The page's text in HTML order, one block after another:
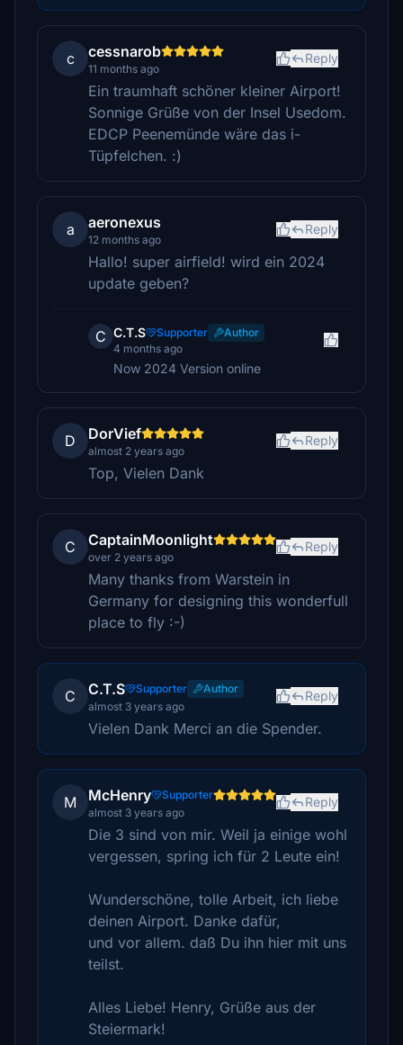
c cessnarob
11 months ago
Reply
Ein traumhaft schöner kleiner Airport!
Sonnige Grüße von der Insel Usedom.
EDCP Peenemünde wäre das i-
Tüpfelchen. :)
a aeronexus
12 months ago
Reply
Hallo! super airfield! wird ein 2024
update geben?
C C.T.S Supporter
Author
4 months ago
Now 2024 Version online
D DorVief
almost 2 years ago
Reply
Top, Vielen Dank
C CaptainMoonlight
over 2 years ago
Reply
Many thanks from Warstein in
Germany for designing this wonderfull
place to fly :-)
C C.T.S Supporter
Author
almost 3 years ago
Reply
Vielen Dank Merci an die Spender.
M McHenry
Supporter
almost 3 years ago
Reply
Die 3 sind von mir. Weil ja einige wohl
vergessen, spring ich für 2 Leute ein!
Wunderschöne, tolle Arbeit, ich liebe
deinen Airport. Danke dafür,
und vor allem. daß Du ihn hier mit uns
teilst.
Alles Liebe! Henry, Grüße aus der
Steiermark!